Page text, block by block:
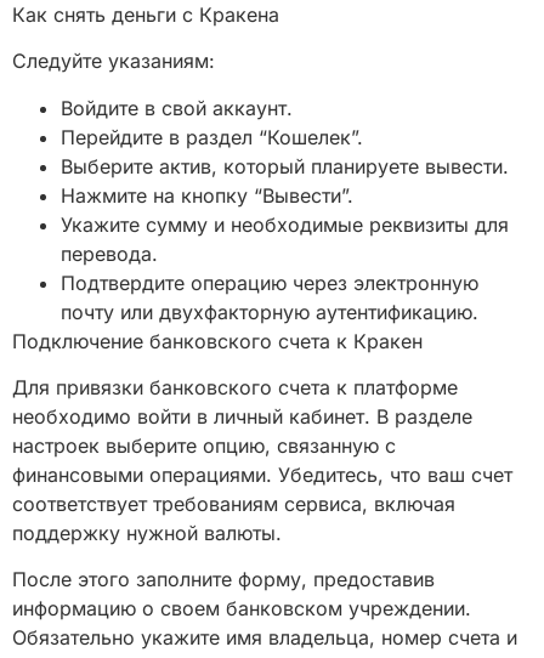
Как снять деньги с Кракена
Следуйте указаниям:
Войдите в свой аккаунт.
Перейдите в раздел “Кошелек”.
Выберите актив, который планируете вывести.
Нажмите на кнопку “Вывести”.
Укажите сумму и необходимые реквизиты для
перевода.
Подтвердите операцию через электронную
почту или двухфакторную аутентификацию.
Подключение банковского счета к Кракен
Для привязки банковского счета к платформе
необходимо войти в личный кабинет. В разделе
настроек выберите опцию, связанную с
финансовыми операциями. Убедитесь, что ваш счет
соответствует требованиям сервиса, включая
поддержку нужной валюты.
После этого заполните форму, предоставив
информацию о своем банковском учреждении.
Обязательно укажите имя владельца, номер счета и